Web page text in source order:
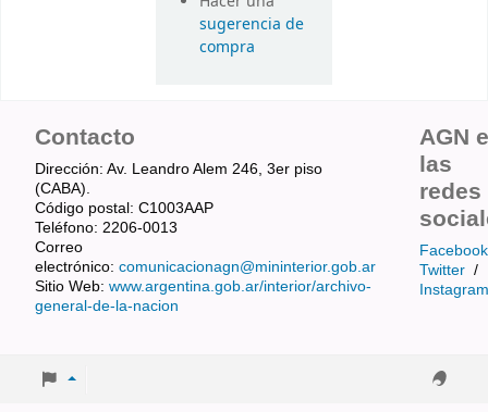
sugerencia de
compra
Contacto
Dirección: Av. Leandro Alem 246, 3er piso
(CABA).
Código postal: C1003AAP
Teléfono: 2206-0013
Correo
electrónico: comunicacionagn@mininterior.gob.ar
Sitio Web: www.argentina.gob.ar/interior/archivo-
general-de-la-nacion
AGN
las
redes
Facebook
Twitter /
Instagram